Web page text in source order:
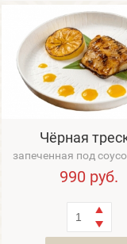
Чёрная
запеченная под
990 руб.